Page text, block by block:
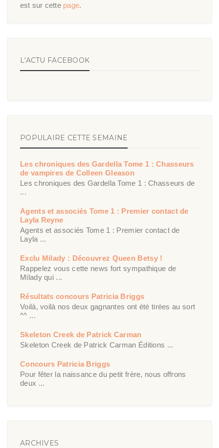
est sur cette page.
L'ACTU FACEBOOK
POPULAIRE CETTE SEMAINE
Les chroniques des Gardella Tome 1 : Chasseurs
de vampires de Colleen Gleason
Les chroniques des Gardella Tome 1 : Chasseurs de
...
Agents et associés Tome 1 : Premier contact de
Layla Reyne
Agents et associés Tome 1 : Premier contact de
Layla ...
Exclu Milady : Découvrez Queen Betsy !
Rappelez vous cette news fort sympathique de
Milady qui ...
Résultats concours Patricia Briggs
Voilà, voilà nos deux gagnantes ont été tirées au sort
^^ ...
Skeleton Creek de Patrick Carman
Skeleton Creek de Patrick Carman Éditions ...
Concours Patricia Briggs
Pour fêter la naissance du petit frère, nous offrons
deux ...
ARCHIVES